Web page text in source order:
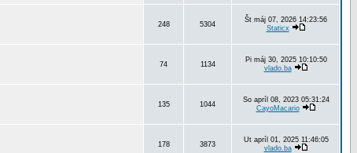
248 5304
Št máj 07, 2026 14:23:56
Staticx
74 1134
Pi máj 30, 2025 10:10:50
vlado.ba
135 1044
So apríl 08, 2023 05:31:24
CayoMacario
178 3873
Ut apríl 01, 2025 11:46:05
vlado.ba